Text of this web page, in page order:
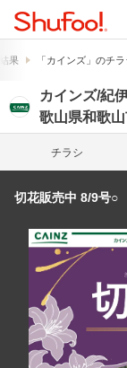
果 「カインズ」のチ
カインズ/紀
歌山県和歌山
チラシ
切花販売中 8/9号○